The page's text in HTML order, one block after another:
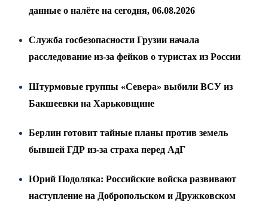
данные о налёте на сегодня, 06.08.2026
Служба госбезопасности Грузии начала
расследование из-за фейков о туристах из России
Штурмовые группы «Севера» выбили ВСУ из
Бакшеевки на Харьковщине
Берлин готовит тайные планы против земель
бывшей ГДР из-за страха перед АдГ
Юрий Подоляка: Российские войска развивают
наступление на Добропольском и Дружковском